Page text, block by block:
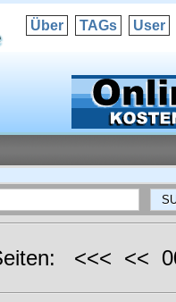
Über TAGs User
<<< <<